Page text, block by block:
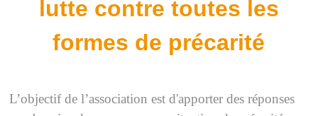
lutte contre toutes les
formes de précarité
L’objectif de l’association est d'apporter des réponses